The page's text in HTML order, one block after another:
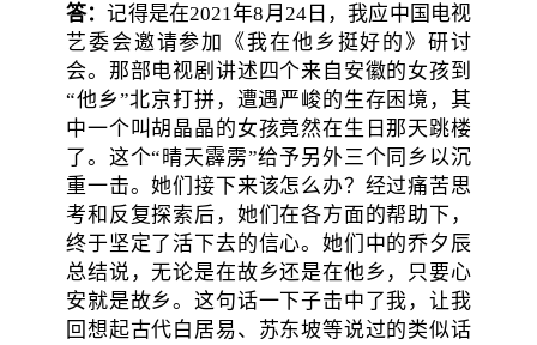
答：记得是在2021年8月24日，我应中国电视
艺委会邀请参加《我在他乡挺好的》研讨
会。那部电视剧讲述四个来自安徽的女孩到
“他乡”北京打拼，遭遇严峻的生存困境，其
中一个叫胡晶晶的女孩竟然在生日那天跳楼
了。这个“晴天霹雳”给予另外三个同乡以沉
重一击。她们接下来该怎么办？经过痛苦思
考和反复探索后，她们在各方面的帮助下，
终于坚定了活下去的信心。她们中的乔夕辰
总结说，无论是在故乡还是在他乡，只要心
安就是故乡。这句话一下子击中了我，让我
回想起古代白居易、苏东坡等说过的类似话